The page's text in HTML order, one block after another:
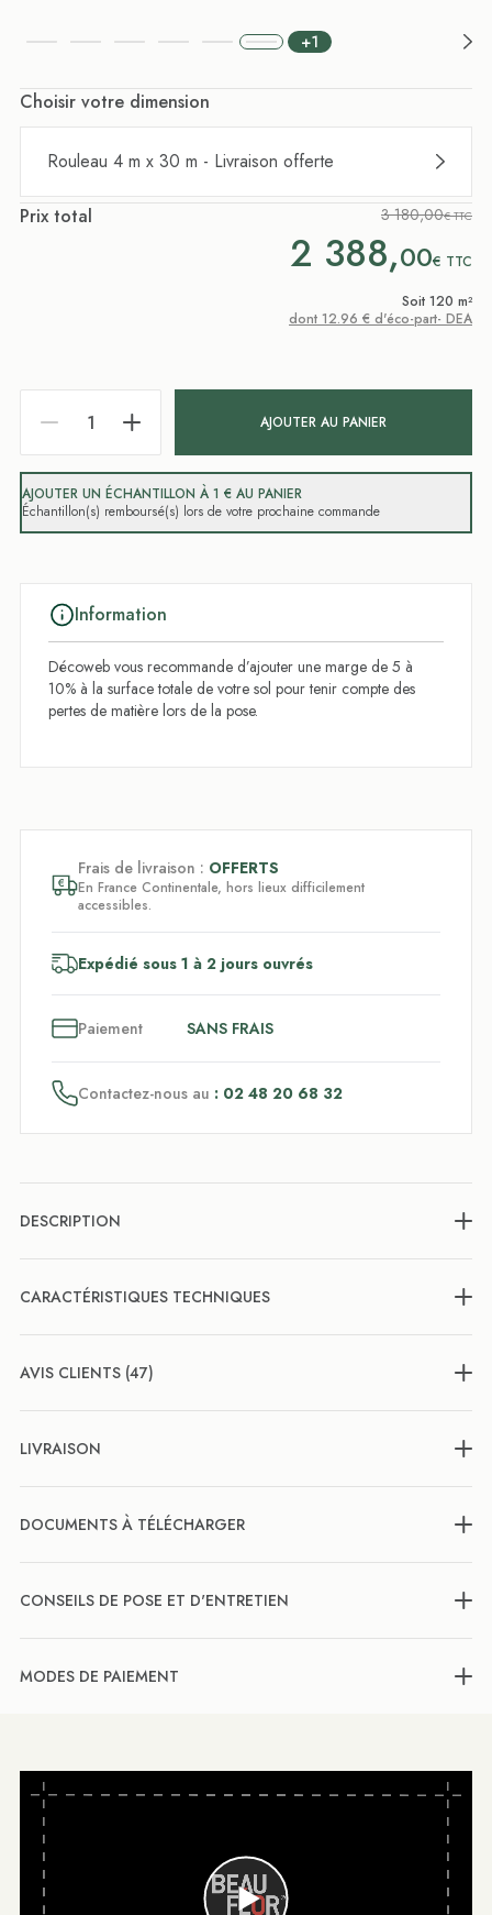
+1
Choisir votre dimension
Rouleau 4 m x 30 m - Livraison offerte
Prix total 3 180,00€ TTC
2 388,00€ TTC
Soit 120 m²
dont 12.96 € d'éco-part- DEA
AJOUTER AU PANIER
AJOUTER UN ÉCHANTILLON À 1 € AU PANIER
Échantillon(s) remboursé(s) lors de votre prochaine commande
Information
Décoweb vous recommande d’ajouter une marge de 5 à
10% à la surface totale de votre sol pour tenir compte des
pertes de matière lors de la pose.
Frais de livraison : OFFERTS
En France Continentale, hors lieux difficilement
accessibles.
Expédié sous 1 à 2 jours ouvrés
Paiement SANS FRAIS
Contactez-nous au : 02 48 20 68 32
DESCRIPTION
CARACTÉRISTIQUES TECHNIQUES
AVIS CLIENTS (47)
LIVRAISON
DOCUMENTS À TÉLÉCHARGER
CONSEILS DE POSE ET D'ENTRETIEN
MODES DE PAIEMENT